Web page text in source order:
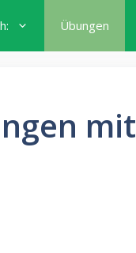
Übungen
mit